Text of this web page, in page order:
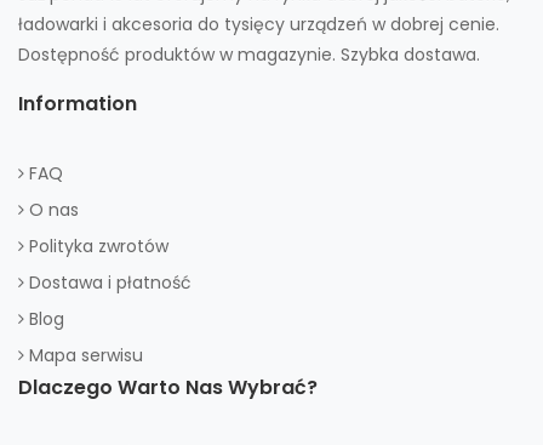
ładowarki i akcesoria do tysięcy urządzeń w dobrej cenie.
Dostępność produktów w magazynie. Szybka dostawa.
Information
FAQ
O nas
Polityka zwrotów
Dostawa i płatność
Blog
Mapa serwisu
Dlaczego Warto Nas Wybrać?